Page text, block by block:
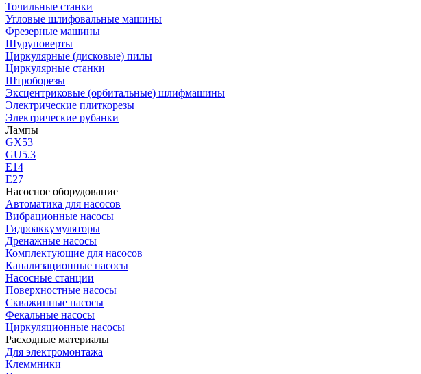
Точильные станки
Угловые шлифовальные машины
Фрезерные машины
Шуруповерты
Циркулярные (дисковые) пилы
Циркулярные станки
Штроборезы
Эксцентриковые (орбитальные) шлифмашины
Электрические плиткорезы
Электрические рубанки
Лампы
GX53
GU5.3
Е14
Е27
Насосное оборудование
Автоматика для насосов
Вибрационные насосы
Гидроаккумуляторы
Дренажные насосы
Комплектующие для насосов
Канализационные насосы
Насосные станции
Поверхностные насосы
Скважинные насосы
Фекальные насосы
Циркуляционные насосы
Расходные материалы
Для электромонтажа
Клеммники